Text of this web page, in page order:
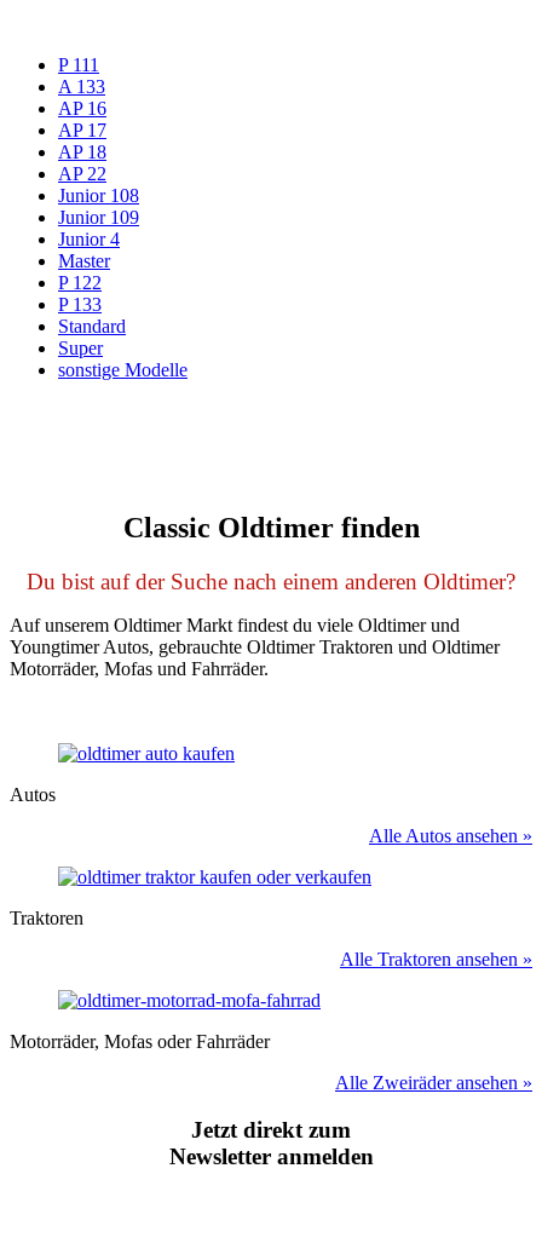
P 111
A 133
AP 16
AP 17
AP 18
AP 22
Junior 108
Junior 109
Junior 4
Master
P 122
P 133
Standard
Super
sonstige Modelle
Classic Oldtimer finden
Du bist auf der Suche nach einem anderen Oldtimer?
Auf unserem Oldtimer Markt findest du viele Oldtimer und
Youngtimer Autos, gebrauchte Oldtimer Traktoren und Oldtimer
Motorräder, Mofas und Fahrräder.
Autos
Alle Autos ansehen »
Traktoren
Alle Traktoren ansehen »
Motorräder, Mofas oder Fahrräder
Alle Zweiräder ansehen »
Jetzt direkt zum
Newsletter anmelden